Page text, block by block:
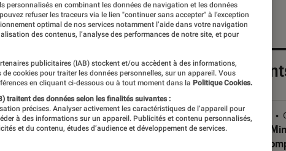
Les plus
DJI Mic
micro
Vidéo •
personnalisés en combinant les données de navigation et les données
refuser les traceurs via le lien "continuer sans accepter" à l’exception
optimal de nos services notamment l’aide dans votre navigation
des contenus, l’analyse des performances de notre site, et pour
publicitaires (IAB) stockent et/ou accèdent à des informations,
cookies pour traiter les données personnelles, sur un appareil. Vous
en cliquant ci-dessous ou à tout moment dans la Politique Cookies.
traitent des données selon les finalités suivantes :
précises. Analyser activement les caractéristiques de l’appareil pour
à des informations sur un appareil. Publicités et contenu personnalisés,
et du contenu, études d’audience et développement de services.